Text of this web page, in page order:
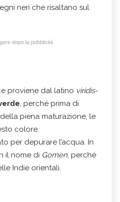
neri che risaltano sul
dopo la pubblicità
proviene dal latino viridis-
, perché prima di
piena maturazione, le
colore.
per depurare l’acqua. In
il nome di Gomen, perché
Indie orientali.